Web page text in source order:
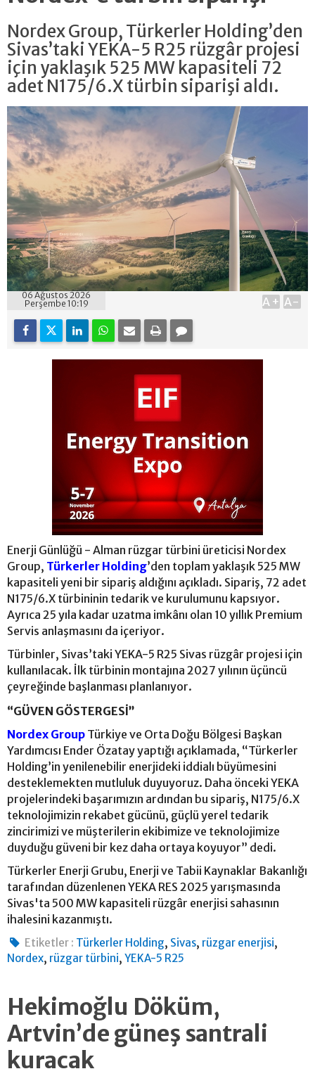
Nordex Group, Türkerler Holding’den
Sivas’taki YEKA-5 R25 rüzgâr projesi
için yaklaşık 525 MW kapasiteli 72
adet N175/6.X türbin siparişi aldı.
06 Ağustos 2026
Perşembe 10:19
A+ A-
Enerji Günlüğü - Alman rüzgar türbini üreticisi Nordex
Group, Türkerler Holding’den toplam yaklaşık 525 MW
kapasiteli yeni bir sipariş aldığını açıkladı. Sipariş, 72 adet
N175/6.X türbininin tedarik ve kurulumunu kapsıyor.
Ayrıca 25 yıla kadar uzatma imkânı olan 10 yıllık Premium
Servis anlaşmasını da içeriyor.
Türbinler, Sivas’taki YEKA-5 R25 Sivas rüzgâr projesi için
kullanılacak. İlk türbinin montajına 2027 yılının üçüncü
çeyreğinde başlanması planlanıyor.
“GÜVEN GÖSTERGESİ”
Nordex Group Türkiye ve Orta Doğu Bölgesi Başkan
Yardımcısı Ender Özatay yaptığı açıklamada, “Türkerler
Holding’in yenilenebilir enerjideki iddialı büyümesini
desteklemekten mutluluk duyuyoruz. Daha önceki YEKA
projelerindeki başarımızın ardından bu sipariş, N175/6.X
teknolojimizin rekabet gücünü, güçlü yerel tedarik
zincirimizi ve müşterilerin ekibimize ve teknolojimize
duyduğu güveni bir kez daha ortaya koyuyor” dedi.
Türkerler Enerji Grubu, Enerji ve Tabii Kaynaklar Bakanlığı
tarafından düzenlenen YEKA RES 2025 yarışmasında
Sivas'ta 500 MW kapasiteli rüzgâr enerjisi sahasının
ihalesini kazanmıştı.
Etiketler : Türkerler Holding, Sivas, rüzgar enerjisi,
Nordex, rüzgar türbini, YEKA-5 R25
Hekimoğlu Döküm,
Artvin’de güneş santrali
kuracak